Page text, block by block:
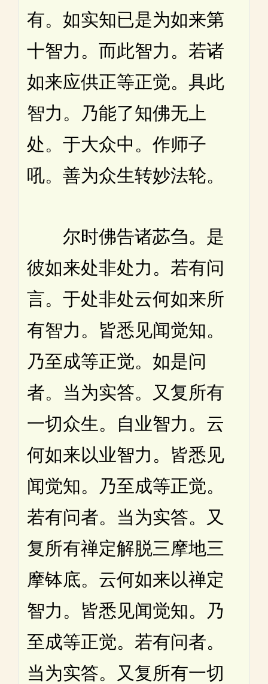
有。如实知已是为如来第
十智力。而此智力。若诸
如来应供正等正觉。具此
智力。乃能了知佛无上
处。于大众中。作师子
吼。善为众生转妙法轮。
尔时佛告诸苾刍。是
彼如来处非处力。若有问
言。于处非处云何如来所
有智力。皆悉见闻觉知。
乃至成等正觉。如是问
者。当为实答。又复所有
一切众生。自业智力。云
何如来以业智力。皆悉见
闻觉知。乃至成等正觉。
若有问者。当为实答。又
复所有禅定解脱三摩地三
摩钵底。云何如来以禅定
智力。皆悉见闻觉知。乃
至成等正觉。若有问者。
当为实答。又复所有一切